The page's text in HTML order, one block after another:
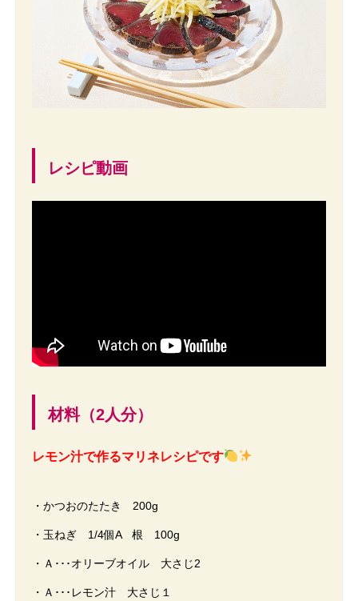
レシピ動画
材料（2人分）
レモン汁で作るマリネレシピです
・かつおのたたき 200g
・玉ねぎ 1/4個A 根 100g
・Ａ･･･オリーブオイル 大さじ2
・Ａ･･･レモン汁 大さじ１